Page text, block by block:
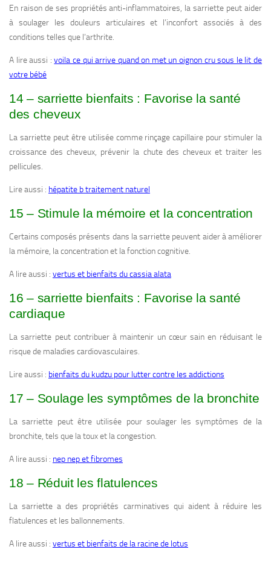
En raison de ses propriétés anti-inflammatoires, la sarriette peut aider
à soulager les douleurs articulaires et l’inconfort associés à des
conditions telles que l’arthrite.
A lire aussi :voila ce qui arrive quand on met un oignon cru sous le lit de
votre bébé
14 – sarriette bienfaits : Favorise la santé
des cheveux
La sarriette peut être utilisée comme rinçage capillaire pour stimuler la
croissance des cheveux, prévenir la chute des cheveux et traiter les
pellicules.
Lire aussi : hépatite b traitement naturel
15 – Stimule la mémoire et la concentration
Certains composés présents dans la sarriette peuvent aider à améliorer
la mémoire, la concentration et la fonction cognitive.
A lire aussi : vertus et bienfaits du cassia alata
16 – sarriette bienfaits : Favorise la santé
cardiaque
La sarriette peut contribuer à maintenir un cœur sain en réduisant le
risque de maladies cardiovasculaires.
Lire aussi : bienfaits du kudzu pour lutter contre les addictions
17 – Soulage les symptômes de la bronchite
La sarriette peut être utilisée pour soulager les symptômes de la
bronchite, tels que la toux et la congestion.
A lire aussi : nep nep et fibromes
18 – Réduit les flatulences
La sarriette a des propriétés carminatives qui aident à réduire les
flatulences et les ballonnements.
A lire aussi : vertus et bienfaits de la racine de lotus